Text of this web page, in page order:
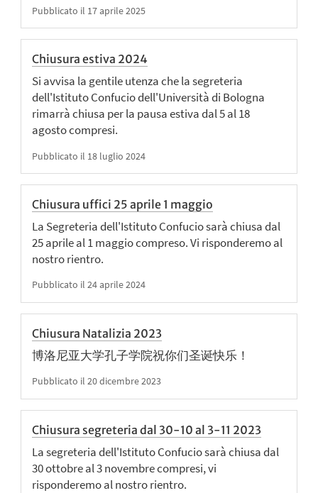
Pubblicato il 17 aprile 2025
Chiusura estiva 2024
Si avvisa la gentile utenza che la segreteria
dell'Istituto Confucio dell'Università di Bologna
rimarrà chiusa per la pausa estiva dal 5 al 18
agosto compresi.
Pubblicato il 18 luglio 2024
Chiusura uffici 25 aprile 1 maggio
La Segreteria dell'Istituto Confucio sarà chiusa dal
25 aprile al 1 maggio compreso. Vi risponderemo al
nostro rientro.
Pubblicato il 24 aprile 2024
Chiusura Natalizia 2023
博洛尼亚大学孔子学院祝你们圣诞快乐！
Pubblicato il 20 dicembre 2023
Chiusura segreteria dal 30-10 al 3-11 2023
La segreteria dell'Istituto Confucio sarà chiusa dal
30 ottobre al 3 novembre compresi, vi
risponderemo al nostro rientro.